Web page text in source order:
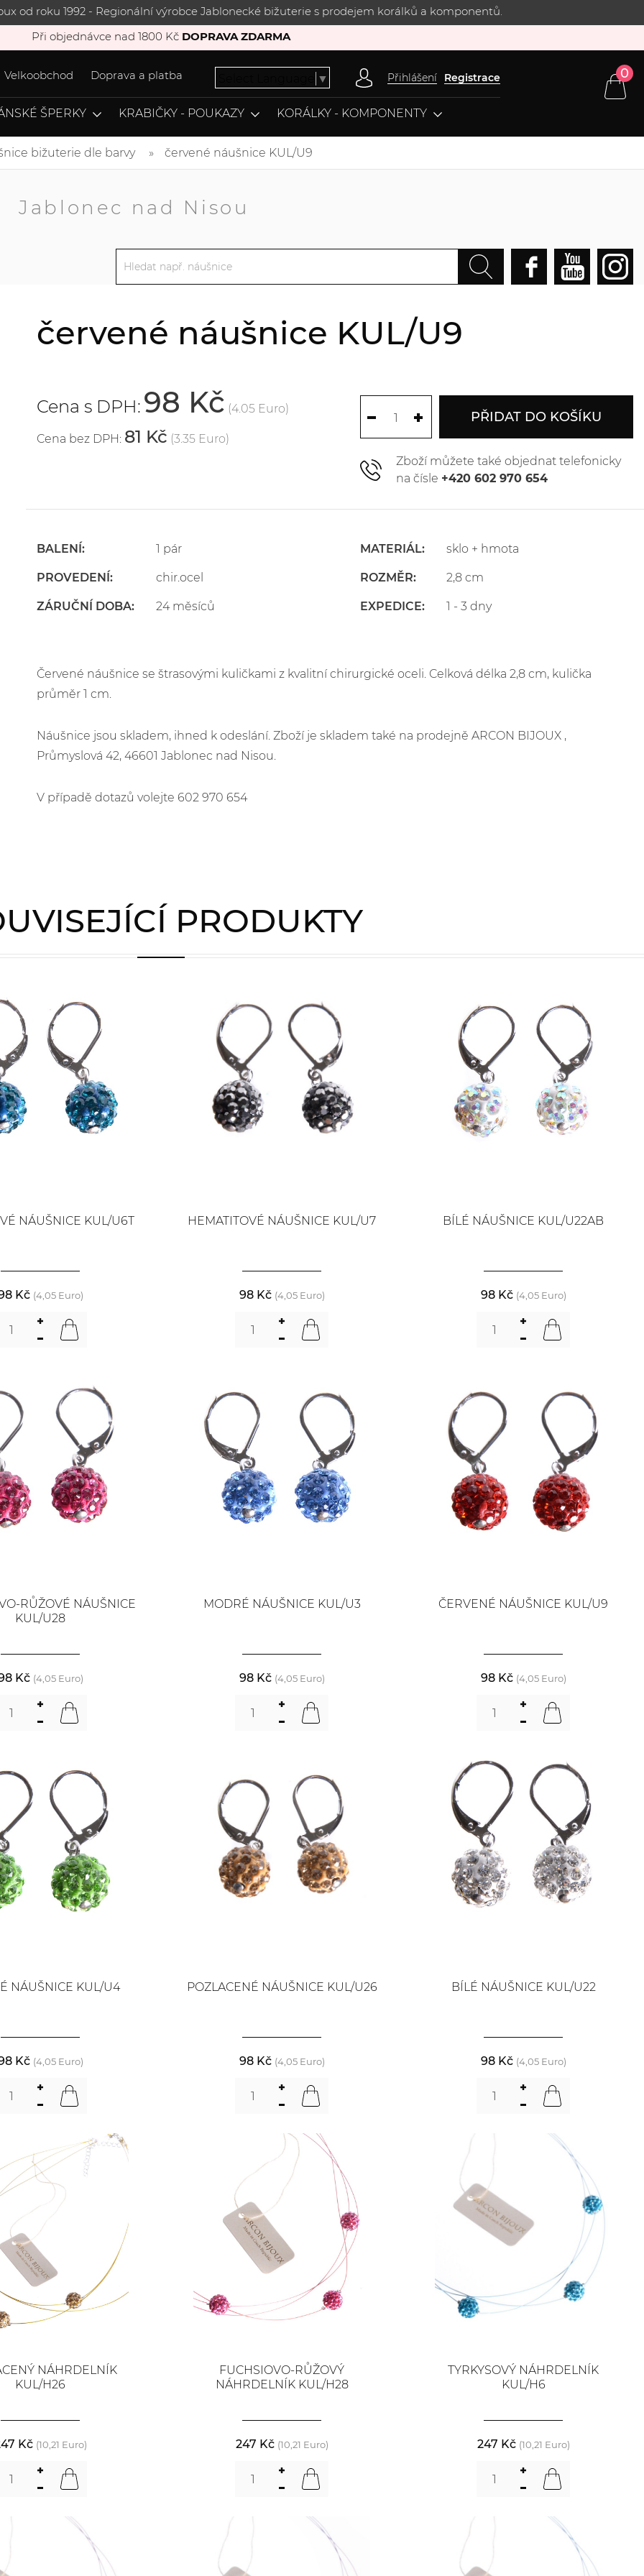
od roku 1992 - Regionální výrobce Jablonecké bižuterie s prodejem korálků a komponentů.
Při objednávce nad 1800 Kč DOPRAVA ZDARMA
Velkoobchod Doprava a platba ▼ Přihlášení Registrace 0
ŠPERKY KRABIČKY - POUKAZY KORÁLKY - KOMPONENTY
bižuterie dle barvy červené náušnice KUL/U9
Jablonec nad Nisou
červené náušnice KUL/U9
Cena s DPH: 98 Kč (4.05 Euro)
Cena bez DPH: 81 Kč (3.35 Euro)
PŘIDAT DO KOŠÍKU
Zboží můžete také objednat telefonicky
na čísle +420 602 970 654
BALENÍ: 1 pár
PROVEDENÍ: chir.ocel
ZÁRUČNÍ DOBA: 24 měsíců
MATERIÁL: sklo + hmota
ROZMĚR: 2,8 cm
EXPEDICE: 1 - 3 dny
Červené náušnice se štrasovými kuličkami z kvalitní chirurgické oceli. Celková délka 2,8 cm, kulička
průměr 1 cm.
Náušnice jsou skladem, ihned k odeslání. Zboží je skladem také na prodejně ARCON BIJOUX ,
Průmyslová 42, 46601 Jablonec nad Nisou.
V případě dotazů volejte 602 970 654
PRODUKTY
NÁUŠNICE KUL/U6T
Kč (4,05 Euro)
HEMATITOVÉ NÁUŠNICE KUL/U7
98 Kč (4,05 Euro)
BÍLÉ NÁUŠNICE KUL/U22AB
98 Kč (4,05 Euro)
RŮŽOVÉ NÁUŠNICE
KUL/U28
Kč (4,05 Euro)
MODRÉ NÁUŠNICE KUL/U3
98 Kč (4,05 Euro)
ČERVENÉ NÁUŠNICE KUL/U9
98 Kč (4,05 Euro)
NÁUŠNICE KUL/U4
Kč (4,05 Euro)
POZLACENÉ NÁUŠNICE KUL/U26
98 Kč (4,05 Euro)
BÍLÉ NÁUŠNICE KUL/U22
98 Kč (4,05 Euro)
NÁHRDELNÍK
KUL/H26
Kč (10,21 Euro)
FUCHSIOVO-RŮŽOVÝ
NÁHRDELNÍK KUL/H28
247 Kč (10,21 Euro)
TYRKYSOVÝ NÁHRDELNÍK
KUL/H6
247 Kč (10,21 Euro)